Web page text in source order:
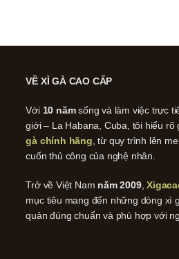
VỀ XÌ GÀ CAO CẤP
Với 10 nămsống và làm việc trực
giới – La Habana, Cuba, tôi hiểu rõ
gà chính hãng , từ quy trình lên
cuốn thủ công của nghệ nhân.
Trở về Việt Nam năm 2009,
mục tiêu mang đến những dòng xì
quản đúng chuẩn và phù hợp với